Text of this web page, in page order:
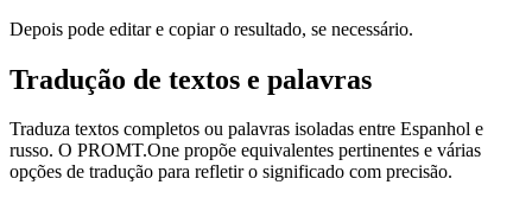
Depois pode editar e copiar o resultado, se necessário.
Tradução de textos e palavras
Traduza textos completos ou palavras isoladas entre Espanhol e
russo. O PROMT.One propõe equivalentes pertinentes e várias
opções de tradução para refletir o significado com precisão.